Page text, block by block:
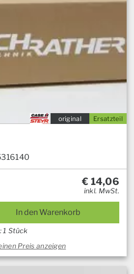
Ersatzteil
original
€ 14,06
inkl. MwSt.
In den Warenkorb
1 Stück
Preis anzeigen